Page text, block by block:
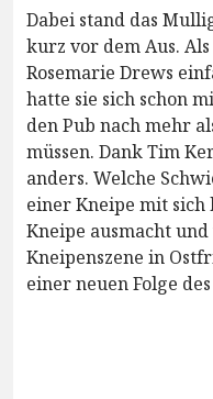
Dabei stand das
kurz vor dem Aus.
Rosemarie Drews
hatte sie sich schon
den Pub nach mehr
müssen. Dank Tim
anders. Welche
einer Kneipe mit
Kneipe ausmacht
Kneipenszene in
einer neuen Folge des